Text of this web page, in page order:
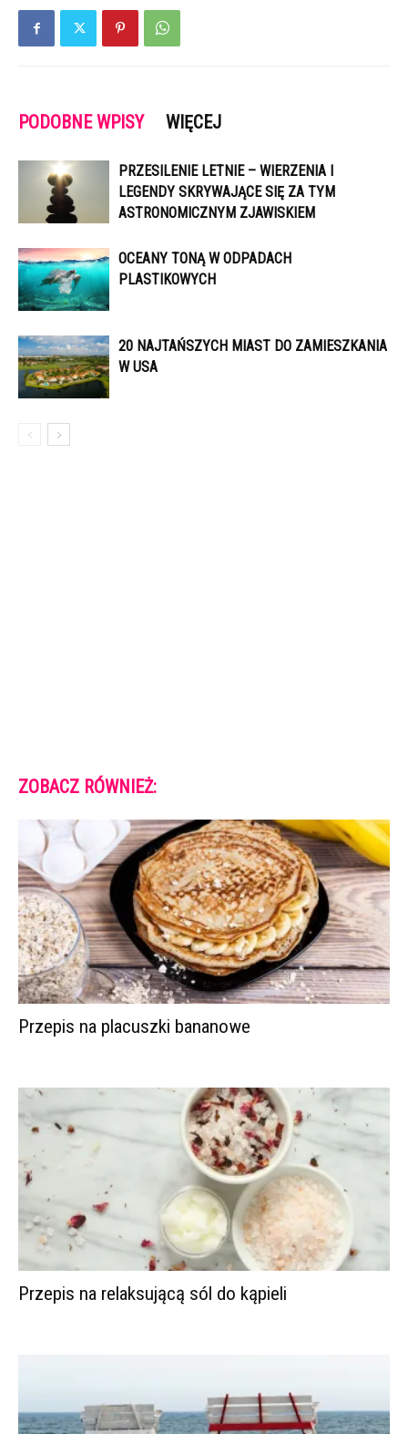
PODOBNE WPISY WIĘCEJ
PRZESILENIE LETNIE – WIERZENIA I
LEGENDY SKRYWAJĄCE SIĘ ZA TYM
ASTRONOMICZNYM ZJAWISKIEM
OCEANY TONĄ W ODPADACH
PLASTIKOWYCH
20 NAJTAŃSZYCH MIAST DO ZAMIESZKANIA
W USA
ZOBACZ RÓWNIEŻ:
Przepis na placuszki bananowe
Przepis na relaksującą sól do kąpieli